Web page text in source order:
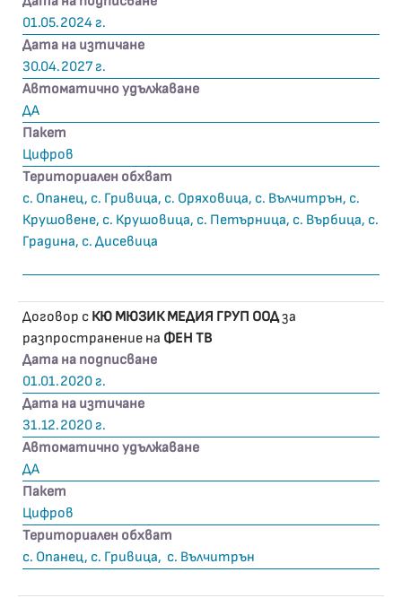
01.05.2024 г.
Дата на изтичане
30.04.2027 г.
Автоматично удължаване
ДА
Пакет
Цифров
Териториален обхват
с. Опанец, с. Гривица, с. Оряховица, с. Вълчитрън, с.
Крушовене, с. Крушовица, с. Петърница, с. Върбица, с.
Градина, с. Дисевица
Договор с КЮ МЮЗИК МЕДИЯ ГРУП ООДза
разпространение на ФЕН ТВ
Дата на подписване
01.01.2020 г.
Дата на изтичане
31.12.2020 г.
Автоматично удължаване
ДА
Пакет
Цифров
Териториален обхват
с. Опанец, с. Гривица, с. Вълчитрън